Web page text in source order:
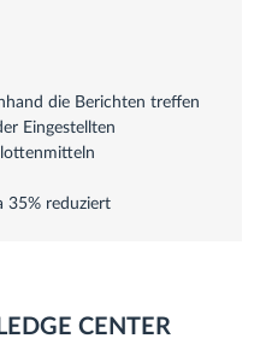
die Berichten treffen
Eingestellten
35% reduziert
CENTER